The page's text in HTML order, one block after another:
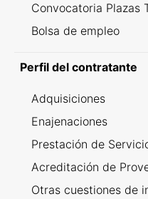
Convocatoria Plazas
Bolsa de empleo
Perfil del contratante
Adquisiciones
Enajenaciones
Prestación de
Acreditación de
Otras cuestiones de